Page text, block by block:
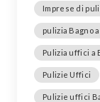
Imprese di
pulizia Bagno
Pulizia uffici a
Pulizie Uffici
Pulizie uffici